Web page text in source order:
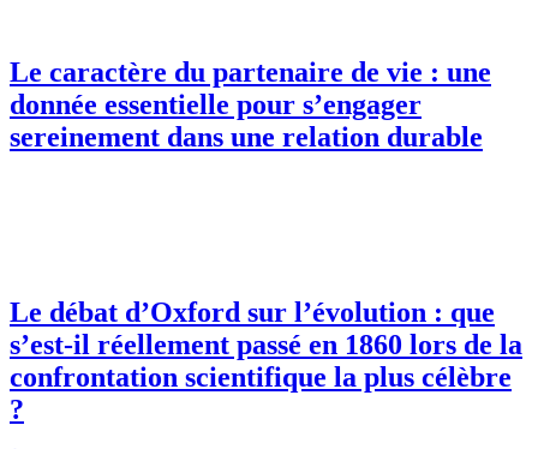
Le caractère du partenaire de vie : une
donnée essentielle pour s’engager
sereinement dans une relation durable
Le débat d’Oxford sur l’évolution : que
s’est-il réellement passé en 1860 lors de la
confrontation scientifique la plus célèbre
?